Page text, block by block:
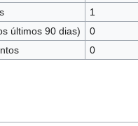
1
últimos 90 dias)
0
0